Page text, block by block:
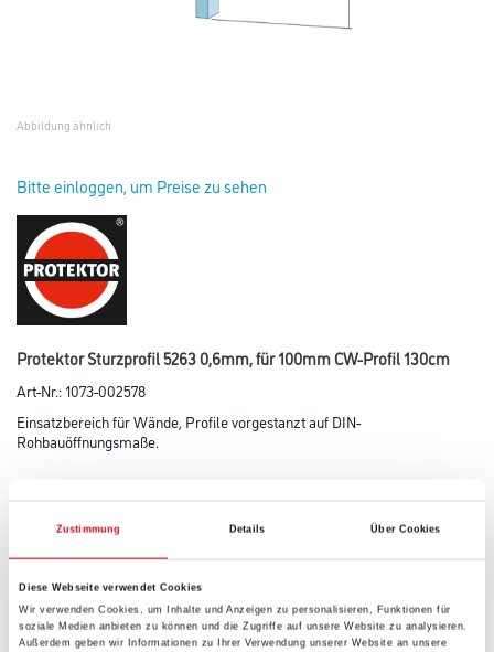
Zustimmung Details Über Cookies
Diese Webseite verwendet Cookies
Wir verwenden Cookies, um Inhalte und Anzeigen zu personalisieren, Funktionen für
soziale Medien anbieten zu können und die Zugriffe auf unsere Website zu analysieren.
Außerdem geben wir Informationen zu Ihrer Verwendung unserer Website an unsere
Abbildung ähnlich
Bitte einloggen, um Preise zu sehen
Protektor Sturzprofil 5263 0,6mm, für 100mm CW-Profil 130cm
Art-Nr.:1073-002578
Einsatzbereich für Wände, Profile vorgestanzt auf DIN-
Rohbauöffnungsmaße.